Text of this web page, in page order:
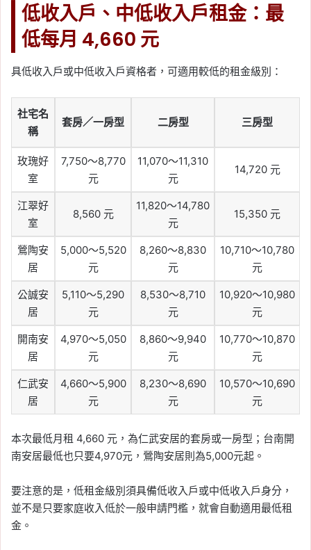
低收入戶、中低收入戶租金：最
低每月 4,660 元
具低收入戶或中低收入戶資格者，可適用較低的租金級別：
社宅名
稱
套房／一房型 二房型 三房型
玫瑰好
室
7,750～8,770
元
11,070～11,310
元
14,720 元
江翠好
室
8,560 元
11,820～14,780
元
15,350 元
鶯陶安
居
5,000～5,520
元
8,260～8,830
元
10,710～10,780
元
公誠安
居
5,110～5,290
元
8,530～8,710
元
10,920～10,980
元
開南安
居
4,970～5,050
元
8,860～9,940
元
10,770～10,870
元
仁武安
居
4,660～5,900
元
8,230～8,690
元
10,570～10,690
元
本次最低月租 4,660 元，為仁武安居的套房或一房型；台南開
南安居最低也只要4,970元，鶯陶安居則為5,000元起。
要注意的是，低租金級別須具備低收入戶或中低收入戶身分，
並不是只要家庭收入低於一般申請門檻，就會自動適用最低租
金。